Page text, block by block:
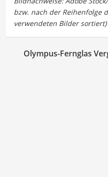
Olympus-Fernglas